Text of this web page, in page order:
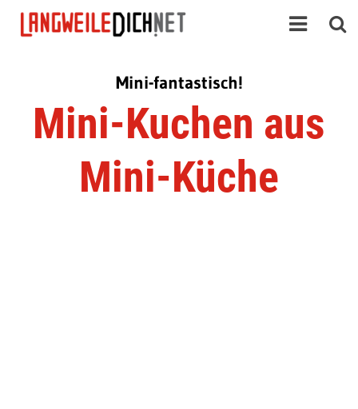
Mini-fantastisch!
Mini-Kuchen aus
Mini-Küche